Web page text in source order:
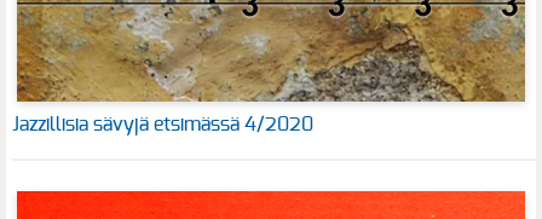
Jazzillisia sävyjä etsimässä 4/2020